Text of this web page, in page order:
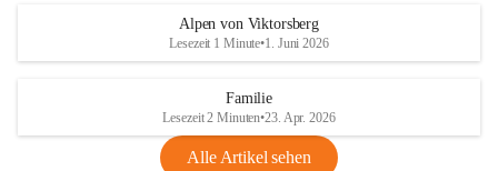
Alpen von Viktorsberg
Lesezeit 1 Minute•1. Juni 2026
Familie
Lesezeit 2 Minuten•23. Apr. 2026
Alle Artikel sehen